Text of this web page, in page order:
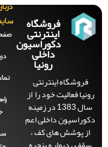
فروشگاه
اینترنتی
دکوراسیون
داخلی
رونیا
فروشگاه اینترنتی
فعالیت خود را از
سال 1383 در زمینه
داخلی اعم
پوشش های کف ،
درباره
سایت
صفحه‌
درباره ما
تماس با ما
راهنمای
سوالات